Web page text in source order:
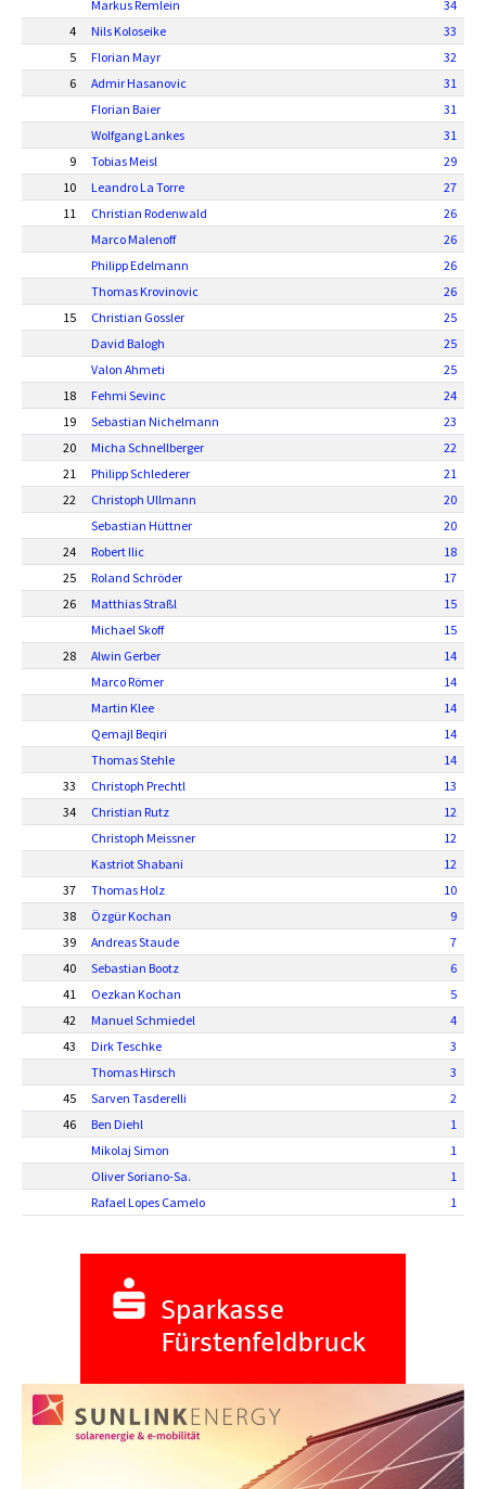
Markus Remlein
34
4
Nils Koloseike
33
5
Florian Mayr
32
6
Admir Hasanovic
31
Florian Baier
31
Wolfgang Lankes
31
9
Tobias Meisl
29
10
Leandro La Torre
27
11
Christian Rodenwald
26
Marco Malenoff
26
Philipp Edelmann
26
Thomas Krovinovic
26
15
Christian Gossler
25
David Balogh
25
Valon Ahmeti
25
18
Fehmi Sevinc
24
19
Sebastian Nichelmann
23
20
Micha Schnellberger
22
21
Philipp Schlederer
21
22
Christoph Ullmann
20
Sebastian Hüttner
20
24
Robert Ilic
18
25
Roland Schröder
17
26
Matthias Straßl
15
Michael Skoff
15
28
Alwin Gerber
14
Marco Römer
14
Martin Klee
14
Qemajl Beqiri
14
Thomas Stehle
14
33
Christoph Prechtl
13
34
Christian Rutz
12
Christoph Meissner
12
Kastriot Shabani
12
37
Thomas Holz
10
38
Özgür Kochan
9
39
Andreas Staude
7
40
Sebastian Bootz
6
41
Oezkan Kochan
5
42
Manuel Schmiedel
4
43
Dirk Teschke
3
Thomas Hirsch
3
45
Sarven Tasderelli
2
46
Ben Diehl
1
Mikolaj Simon
1
Oliver Soriano-Sa.
1
Rafael Lopes Camelo
1